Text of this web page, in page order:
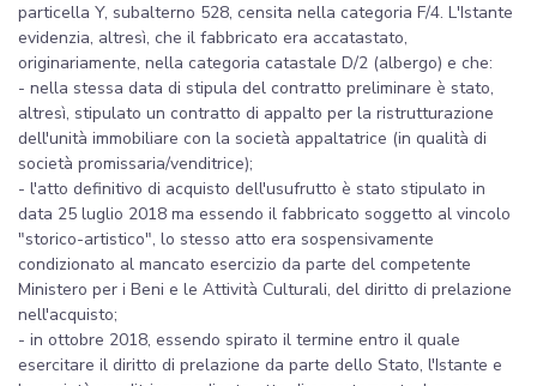
particella Y, subalterno 528, censita nella categoria F/4. L'Istante
evidenzia, altresì, che il fabbricato era accatastato,
originariamente, nella categoria catastale D/2 (albergo) e che:
- nella stessa data di stipula del contratto preliminare è stato,
altresì, stipulato un contratto di appalto per la ristrutturazione
dell'unità immobiliare con la società appaltatrice (in qualità di
società promissaria/venditrice);
- l'atto definitivo di acquisto dell'usufrutto è stato stipulato in
data 25 luglio 2018 ma essendo il fabbricato soggetto al vincolo
"storico-artistico", lo stesso atto era sospensivamente
condizionato al mancato esercizio da parte del competente
Ministero per i Beni e le Attività Culturali, del diritto di prelazione
nell'acquisto;
- in ottobre 2018, essendo spirato il termine entro il quale
esercitare il diritto di prelazione da parte dello Stato, l'Istante e